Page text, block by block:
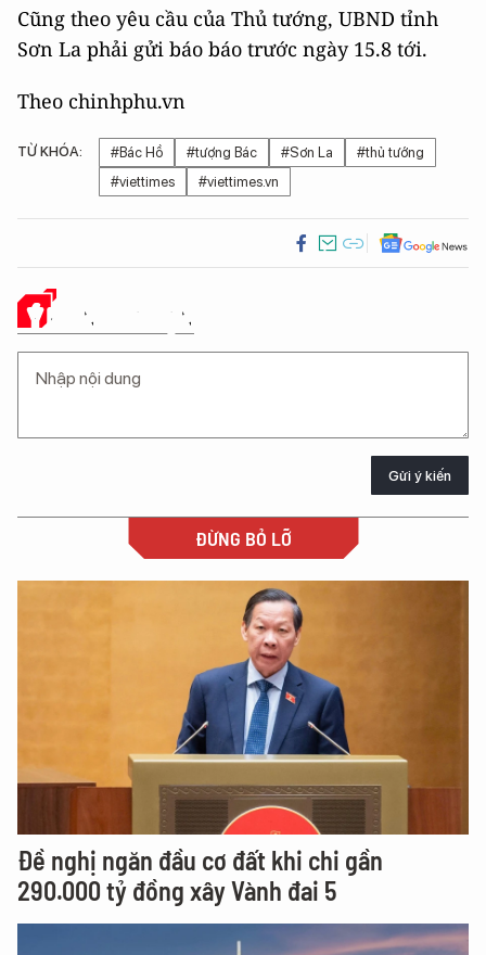
Cũng theo yêu cầu của Thủ tướng, UBND tỉnh
Sơn La phải gửi báo báo trước ngày 15.8 tới.
Theo chinhphu.vn
TỪ KHÓA: #Bác Hồ #tượng Bác #Sơn La
#thủ tướng
#viettimes
#viettimes.vn
Ý KIẾN CỦA BẠN
Gửi ý kiến
ĐỪNG BỎ LỠ
Đề nghị ngăn đầu cơ đất khi chi gần
290.000 tỷ đồng xây Vành đai 5